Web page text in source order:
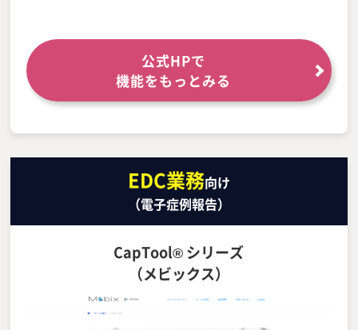
公式HPで
機能をもっとみる
EDC業務向け
（電子症例報告）
CapTool® シリーズ
（メビックス）